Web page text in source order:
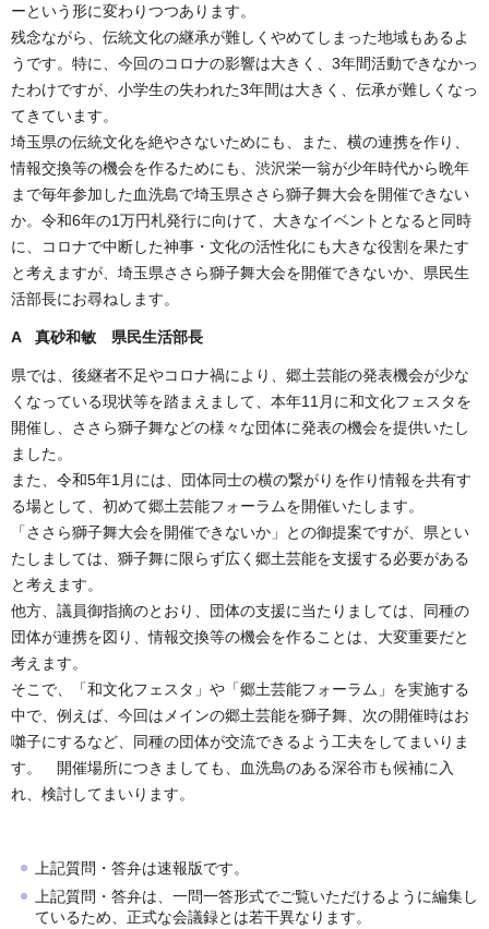
ーという形に変わりつつあります。
残念ながら、伝統文化の継承が難しくやめてしまった地域もあるよ
うです。特に、今回のコロナの影響は大きく、3年間活動できなかっ
たわけですが、小学生の失われた3年間は大きく、伝承が難しくなっ
てきています。
埼玉県の伝統文化を絶やさないためにも、また、横の連携を作り、
情報交換等の機会を作るためにも、渋沢栄一翁が少年時代から晩年
まで毎年参加した血洗島で埼玉県ささら獅子舞大会を開催できない
か。令和6年の1万円札発行に向けて、大きなイベントとなると同時
に、コロナで中断した神事・文化の活性化にも大きな役割を果たす
と考えますが、埼玉県ささら獅子舞大会を開催できないか、県民生
活部長にお尋ねします。
A 真砂和敏 県民生活部長
県では、後継者不足やコロナ禍により、郷土芸能の発表機会が少な
くなっている現状等を踏まえまして、本年11月に和文化フェスタを
開催し、ささら獅子舞などの様々な団体に発表の機会を提供いたし
ました。
また、令和5年1月には、団体同士の横の繋がりを作り情報を共有す
る場として、初めて郷土芸能フォーラムを開催いたします。
「ささら獅子舞大会を開催できないか」との御提案ですが、県とい
たしましては、獅子舞に限らず広く郷土芸能を支援する必要がある
と考えます。
他方、議員御指摘のとおり、団体の支援に当たりましては、同種の
団体が連携を図り、情報交換等の機会を作ることは、大変重要だと
考えます。
そこで、「和文化フェスタ」や「郷土芸能フォーラム」を実施する
中で、例えば、今回はメインの郷土芸能を獅子舞、次の開催時はお
囃子にするなど、同種の団体が交流できるよう工夫をしてまいりま
す。 開催場所につきましても、血洗島のある深谷市も候補に入
れ、検討してまいります。
上記質問・答弁は速報版です。
上記質問・答弁は、一問一答形式でご覧いただけるように編集し
ているため、正式な会議録とは若干異なります。